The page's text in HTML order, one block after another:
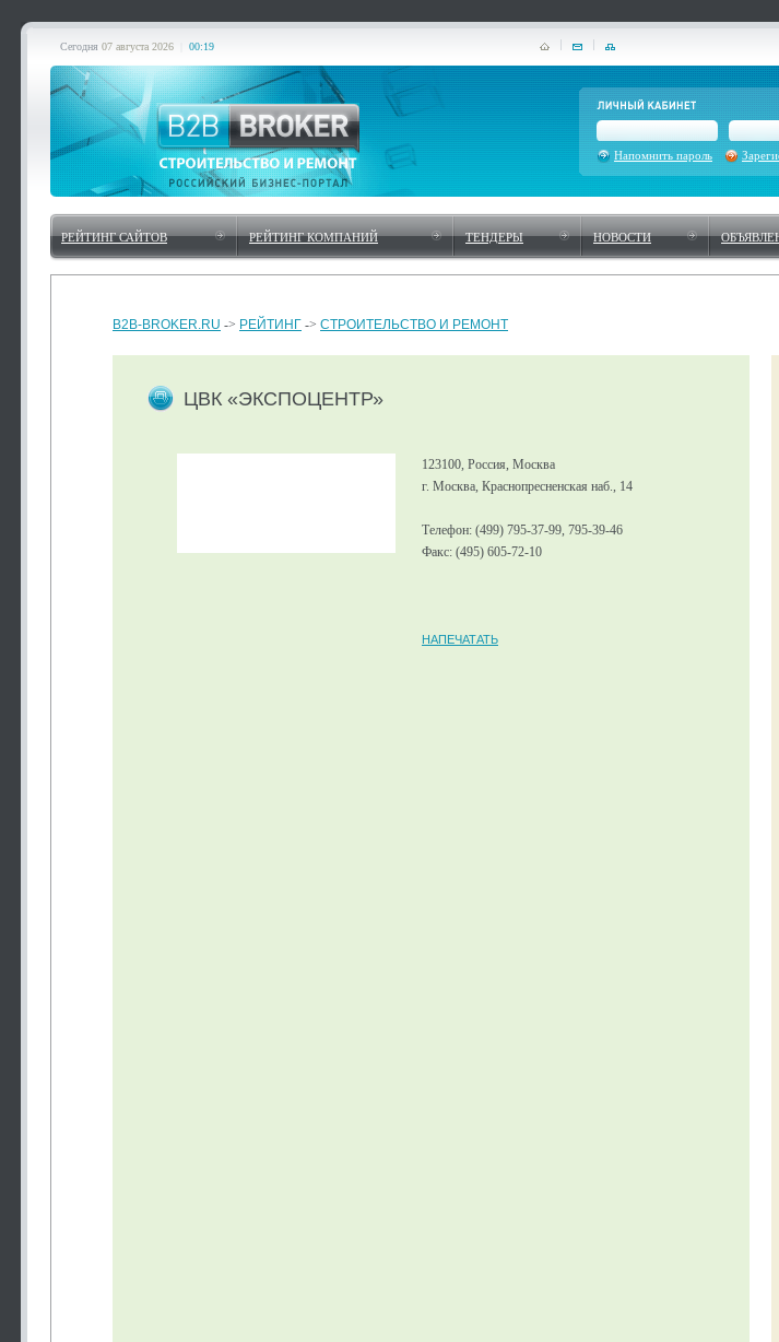
Сегодня 07 августа 2026 00:19
Напомнить пароль
РЕЙТИНГ САЙТОВ РЕЙТИНГ КОМПАНИЙ ТЕНДЕРЫ НОВОСТИ
B2B-BROKER.RU -> РЕЙТИНГ -> СТРОИТЕЛЬСТВО И РЕМОНТ
ЦВК «ЭКСПОЦЕНТР»
123100, Россия, Москва
г. Москва, Краснопресненская наб., 14
Телефон: (499) 795-37-99, 795-39-46
Факс: (495) 605-72-10
НАПЕЧАТАТЬ